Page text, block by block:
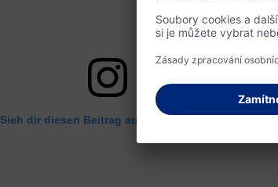
Sieh dir diesen Beitrag auf Instagram an